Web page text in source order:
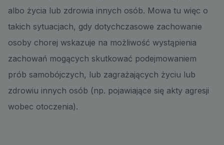
albo życia lub zdrowia innych osób. Mowa tu więc o
takich sytuacjach, gdy dotychczasowe zachowanie
osoby chorej wskazuje na możliwość wystąpienia
zachowań mogących skutkować podejmowaniem
prób samobójczych, lub zagrażających życiu lub
zdrowiu innych osób (np. pojawiające się akty agresji
wobec otoczenia).